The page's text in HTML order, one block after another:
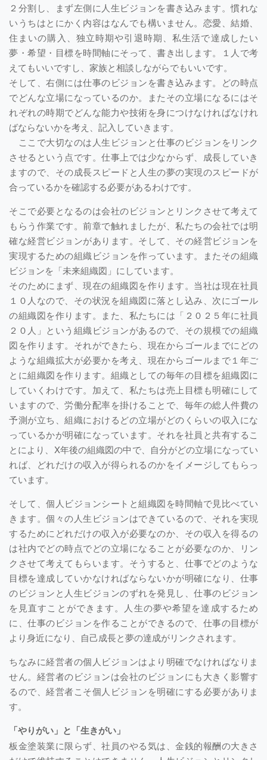
２分割し、まず左側に人生ビジョンを書き込みます。慣れな
いうちはとにかく内容はなんでも構いません。恋愛、結婚、
住まいの購入、独立時期や引退時期、私生活で達成したい
夢・希望・目標を時間軸にそって、書き出します。１人で考
えてもいいですし、家族と相談しながらでもいいです。
そして、右側には仕事のビジョンを書き込みます。どの時点
でどんな立場になっているのか。またその立場になるにはそ
れぞれの時期でどんな能力や技術を身につけなければなけれ
ばならないかを考え、記入していきます。
ここで大切なのは人生ビジョンと仕事のビジョンをリンク
させるという点です。仕事上では少なからず、成長していき
ますので、その成長スピードと人生の夢の実現のスピードが
合っているかを確認する必要があるわけです。
そこで必要となるのは会社のビジョンとリンクさせて考えて
もらう作業です。前章で触れましたが、私たちの会社では明
確な経営ビジョンがあります。そして、その経営ビジョンを
実現するための組織ビジョンを作っています。またその組織
ビジョンを「未来組織図」にしています。
そのためにまず、現在の組織図を作ります。当社は現在社員
１０人なので、その状況を組織図に落とし込み、次にゴール
の組織図を作ります。また、私たちには「２０２５年に社員
２０人」という組織ビジョンがあるので、その規模での組織
図を作ります。それができたら、現在からゴールまでにどの
ような組織拡大が必要かを考え、現在からゴールまで１年ご
とに組織図を作ります。組織としての毎年の目標を組織図に
していくわけです。加えて、私たちは売上目標も明確にして
いますので、労働分配率を掛けることで、毎年の総人件費の
予測が立ち、組織におけるどの立場がどのくらいの収入にな
っているかが明確になっています。それを社員と共有するこ
とにより、X年後の組織図の中で、自分がどの立場になってい
れば、どれだけの収入が得られるのかをイメージしてもらっ
ています。
そして、個人ビジョンシートと組織図を時間軸で見比べてい
きます。個々の人生ビジョンはできているので、それを実現
するためにどれだけの収入が必要なのか、その収入を得るの
は社内でどの時点でどの立場になることが必要なのか、リン
クさせて考えてもらいます。そうすると、仕事でどのような
目標を達成していかなければならないかが明確になり、仕事
のビジョンと人生ビジョンのずれを発見し、仕事のビジョン
を見直すことができます。人生の夢や希望を達成するため
に、仕事のビジョンを作ることができるので、仕事の目標が
より身近になり、自己成長と夢の達成がリンクされます。
ちなみに経営者の個人ビジョンはより明確でなければなりま
せん。経営者のビジョンは会社のビジョンにも大きく影響す
るので、経営者こそ個人ビジョンを明確にする必要がありま
す。
「やりがい」と「生きがい」
板金塗装業に限らず、社員のやる気は、金銭的報酬の大きさ